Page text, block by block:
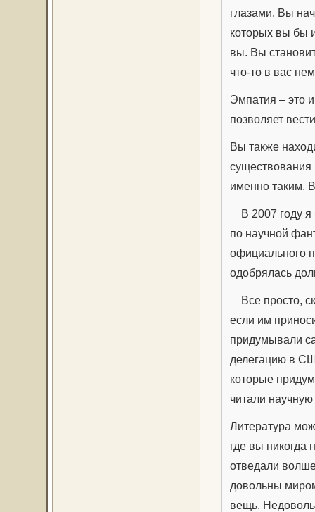
глазами. Вы
которых вы бы
вы. Вы
что-то в вас
Эмпатия – это
позволяет
Вы также
существования
именно таким.
В 2007 году я
по научной
официального
одобрялась
Все просто,
если им
придумывали
делегацию в
которые
читали
Литература
где вы никогда
отведали
довольны
вещь.